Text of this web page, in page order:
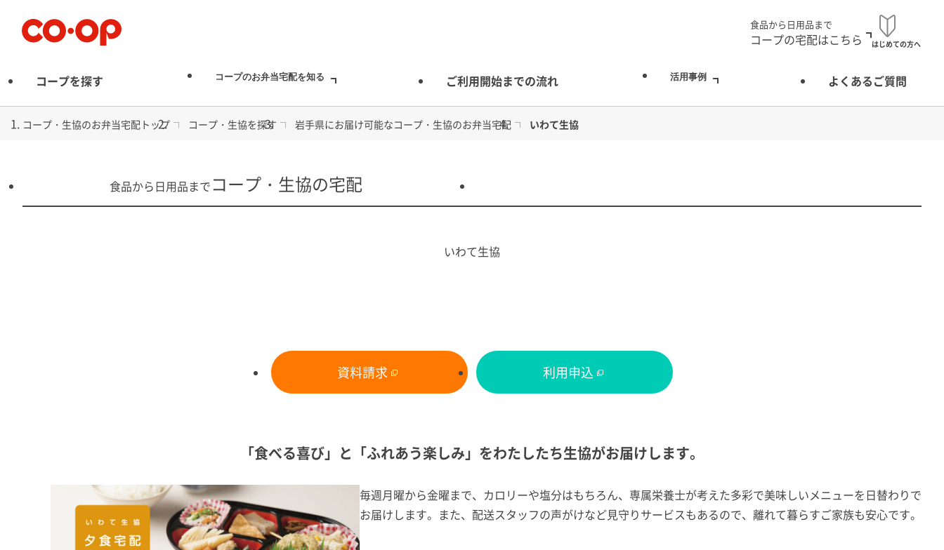
食品から日用品まで
コープの宅配はこちら はじめての方へ
コープを探す コープのお弁当宅配を知る ご利用開始までの流れ 活用事例 よくあるご質問
コープ・生協のお弁当宅配トップ コープ・生協を探す 岩手県にお届け可能なコープ・生協のお弁当宅配 いわて生協
食品から日用品までコープ・生協の宅配
いわて生協
資料請求 利用申込
「食べる喜び」と「ふれあう楽しみ」をわたしたち生協がお届けします。
毎週月曜から金曜まで、カロリーや塩分はもちろん、専属栄養士が考えた多彩で美味しいメニューを日替わりで
お届けします。また、配送スタッフの声がけなど見守りサービスもあるので、離れて暮らすご家族も安心です。